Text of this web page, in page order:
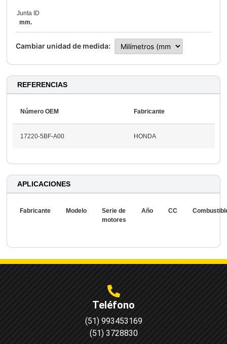
Junta ID
mm.
Cambiar unidad de medida:
REFERENCIAS
Número OEM Fabricante
17220-5BF-A00 HONDA
APLICACIONES
Fabricante Modelo
Serie de
motores
Año CC
Teléfono
(51) 993453169
(51) 3728830